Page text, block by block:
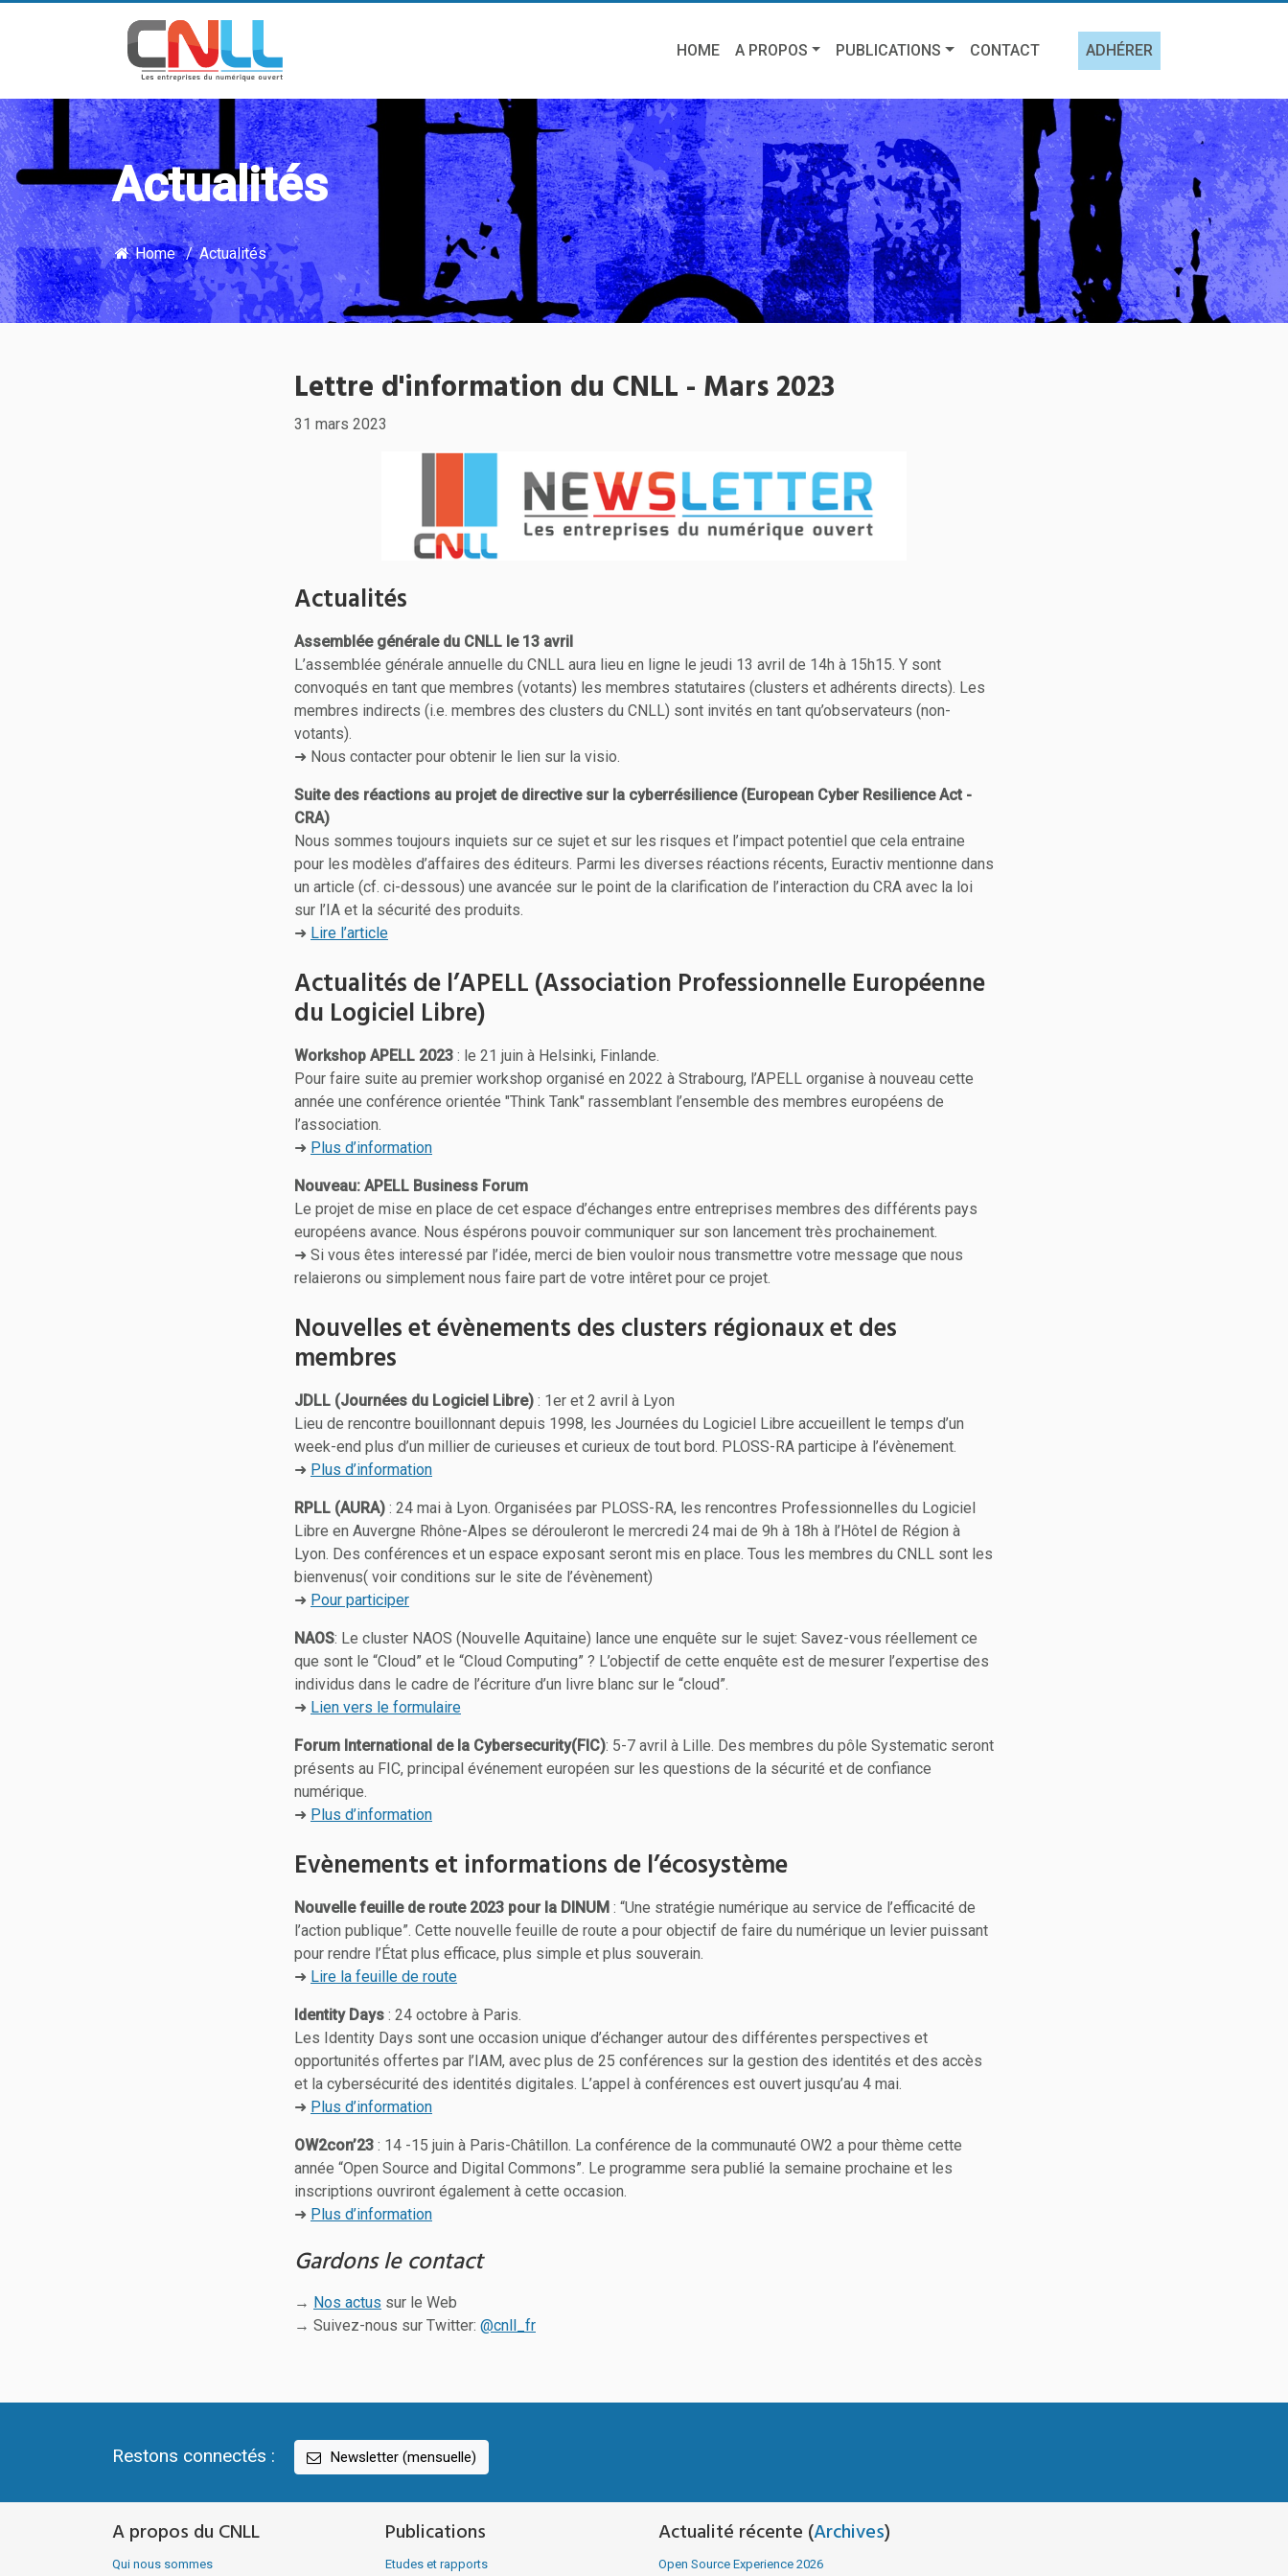
HOME A PROPOS PUBLICATIONS CONTACT ADHÉRER
Actualités
Home Actualités
Lettre d'information du CNLL - Mars 2023
31 mars 2023
Actualités
Assemblée générale du CNLL le 13 avril
L’assemblée générale annuelle du CNLL aura lieu en ligne le jeudi 13 avril de 14h à 15h15. Y sont
convoqués en tant que membres (votants) les membres statutaires (clusters et adhérents directs). Les
membres indirects (i.e. membres des clusters du CNLL) sont invités en tant qu’observateurs (non-
votants).
➜ Nous contacter pour obtenir le lien sur la visio.
Suite des réactions au projet de directive sur la cyberrésilience (European Cyber Resilience Act -
CRA)
Nous sommes toujours inquiets sur ce sujet et sur les risques et l’impact potentiel que cela entraine
pour les modèles d’affaires des éditeurs. Parmi les diverses réactions récents, Euractiv mentionne dans
un article (cf. ci-dessous) une avancée sur le point de la clarification de l’interaction du CRA avec la loi
sur l’IA et la sécurité des produits.
➜ Lire l’article
Actualités de l’APELL (Association Professionnelle Européenne
du Logiciel Libre)
Workshop APELL 2023 : le 21 juin à Helsinki, Finlande.
Pour faire suite au premier workshop organisé en 2022 à Strabourg, l’APELL organise à nouveau cette
année une conférence orientée "Think Tank" rassemblant l’ensemble des membres européens de
l’association.
➜ Plus d’information
Nouveau: APELL Business Forum
Le projet de mise en place de cet espace d’échanges entre entreprises membres des différents pays
européens avance. Nous éspérons pouvoir communiquer sur son lancement très prochainement.
➜ Si vous êtes interessé par l’idée, merci de bien vouloir nous transmettre votre message que nous
relaierons ou simplement nous faire part de votre intêret pour ce projet.
Nouvelles et évènements des clusters régionaux et des
membres
JDLL (Journées du Logiciel Libre) : 1er et 2 avril à Lyon
Lieu de rencontre bouillonnant depuis 1998, les Journées du Logiciel Libre accueillent le temps d’un
week-end plus d’un millier de curieuses et curieux de tout bord. PLOSS-RA participe à l’évènement.
➜ Plus d’information
RPLL (AURA) : 24 mai à Lyon. Organisées par PLOSS-RA, les rencontres Professionnelles du Logiciel
Libre en Auvergne Rhône-Alpes se dérouleront le mercredi 24 mai de 9h à 18h à l’Hôtel de Région à
Lyon. Des conférences et un espace exposant seront mis en place. Tous les membres du CNLL sont les
bienvenus( voir conditions sur le site de l’évènement)
➜ Pour participer
NAOS: Le cluster NAOS (Nouvelle Aquitaine) lance une enquête sur le sujet: Savez-vous réellement ce
que sont le “Cloud” et le “Cloud Computing” ? L’objectif de cette enquête est de mesurer l’expertise des
individus dans le cadre de l’écriture d’un livre blanc sur le “cloud”.
➜ Lien vers le formulaire
Forum International de la Cybersecurity(FIC): 5-7 avril à Lille. Des membres du pôle Systematic seront
présents au FIC, principal événement européen sur les questions de la sécurité et de confiance
numérique.
➜ Plus d’information
Evènements et informations de l’écosystème
Nouvelle feuille de route 2023 pour la DINUM : “Une stratégie numérique au service de l’efficacité de
l’action publique”. Cette nouvelle feuille de route a pour objectif de faire du numérique un levier puissant
pour rendre l’État plus efficace, plus simple et plus souverain.
➜ Lire la feuille de route
Identity Days : 24 octobre à Paris.
Les Identity Days sont une occasion unique d’échanger autour des différentes perspectives et
opportunités offertes par l’IAM, avec plus de 25 conférences sur la gestion des identités et des accès
et la cybersécurité des identités digitales. L’appel à conférences est ouvert jusqu’au 4 mai.
➜ Plus d’information
OW2con’23 : 14 -15 juin à Paris-Châtillon. La conférence de la communauté OW2 a pour thème cette
année “Open Source and Digital Commons”. Le programme sera publié la semaine prochaine et les
inscriptions ouvriront également à cette occasion.
➜ Plus d’information
Gardons le contact
→ Nos actus sur le Web
→ Suivez-nous sur Twitter: @cnll_fr
Restons connectés : Newsletter (mensuelle)
A propos du CNLL
Qui nous sommes
Publications
Etudes et rapports
Actualité récente (Archives)
Open Source Experience 2026